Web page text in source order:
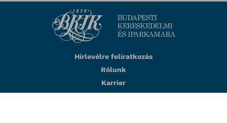
Hírlevélre feliratkozás
Rólunk
Karrier